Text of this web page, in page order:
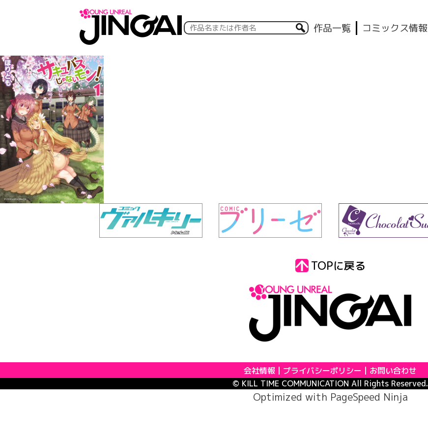
作品一覧 コミックス情報
TOPに戻る
会社情報 プライバシーポリシー
お問い合わせ
© KILL TIME COMMUNICATION All Rights Reserved.
Optimized with PageSpeed Ninja